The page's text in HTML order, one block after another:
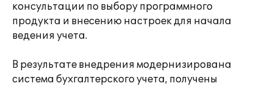
консультации по выбору программного
продукта и внесению настроек для начала
ведения учета.
В результате внедрения модернизирована
система бухгалтерского учета, получены